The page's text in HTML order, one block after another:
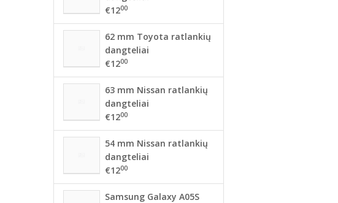
€1200
62 mm Toyota ratlankių
dangteliai
€1200
63 mm Nissan ratlankių
dangteliai
€1200
54 mm Nissan ratlankių
dangteliai
€1200
Samsung Galaxy A05S